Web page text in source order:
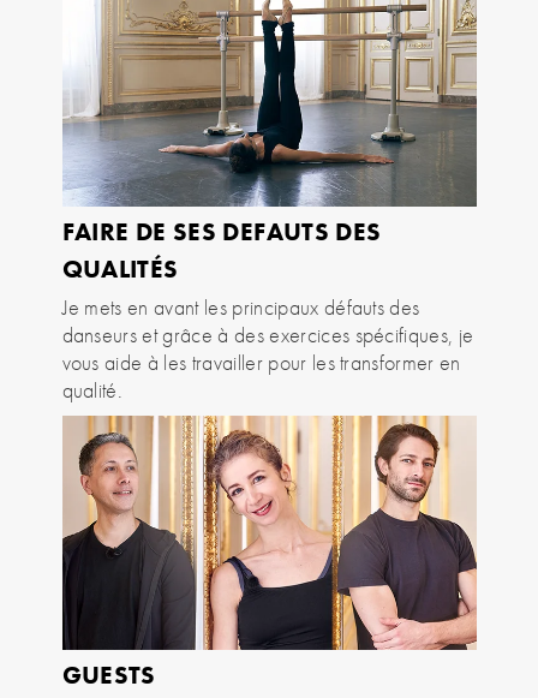
FAIRE DE SES DEFAUTS DES
QUALITÉS
Je mets en avant les principaux défauts des
danseurs et grâce à des exercices spécifiques, je
vous aide à les travailler pour les transformer en
qualité.
GUESTS